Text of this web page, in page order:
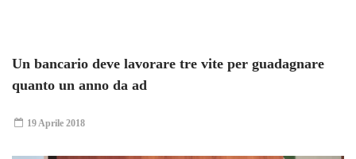
Un bancario deve lavorare tre vite per guadagnare
quanto un anno da ad
19 Aprile 2018